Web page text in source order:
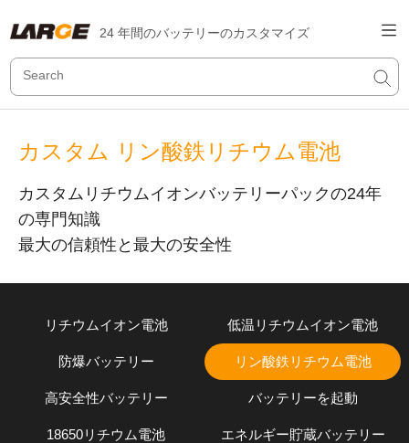
24 年間のバッテリーのカスタマイズ
カスタム リン酸鉄リチウム電池
カスタムリチウムイオンバッテリーパックの24年
の専門知識
最大の信頼性と最大の安全性
リチウムイオン電池 低温リチウムイオン電池
防爆バッテリー リン酸鉄リチウム電池
高安全性バッテリー バッテリーを起動
18650リチウム電池 エネルギー貯蔵バッテリー